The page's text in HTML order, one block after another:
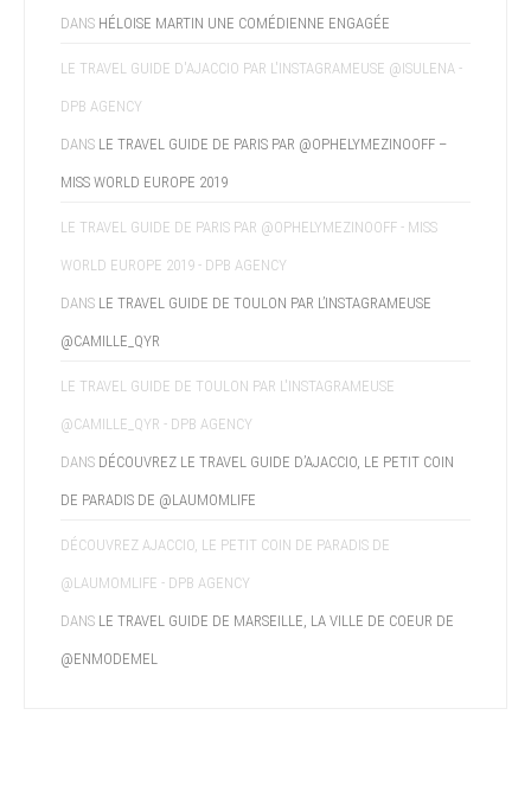
DANS HÉLOISE MARTIN UNE COMÉDIENNE ENGAGÉE
LE TRAVEL GUIDE D'AJACCIO PAR L'INSTAGRAMEUSE @ISULENA -
DPB AGENCY
DANS LE TRAVEL GUIDE DE PARIS PAR @OPHELYMEZINOOFF –
MISS WORLD EUROPE 2019
LE TRAVEL GUIDE DE PARIS PAR @OPHELYMEZINOOFF - MISS
WORLD EUROPE 2019 - DPB AGENCY
DANS LE TRAVEL GUIDE DE TOULON PAR L’INSTAGRAMEUSE
@CAMILLE_QYR
LE TRAVEL GUIDE DE TOULON PAR L'INSTAGRAMEUSE
@CAMILLE_QYR - DPB AGENCY
DANS DÉCOUVREZ LE TRAVEL GUIDE D’AJACCIO, LE PETIT COIN
DE PARADIS DE @LAUMOMLIFE
DÉCOUVREZ AJACCIO, LE PETIT COIN DE PARADIS DE
@LAUMOMLIFE - DPB AGENCY
DANS LE TRAVEL GUIDE DE MARSEILLE, LA VILLE DE COEUR DE
@ENMODEMEL